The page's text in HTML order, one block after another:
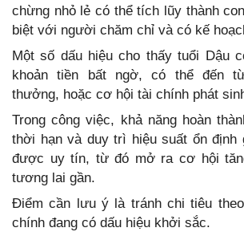
chừng nhỏ lẻ có thể tích lũy thành
biệt với người chăm chỉ và có kế
Một số dấu hiệu cho thấy tuổi Dậu
khoản tiền bất ngờ, có thể đến
thưởng, hoặc cơ hội tài chính phát
Trong công việc, khả năng hoàn
thời hạn và duy trì hiệu suất ổn định
được uy tín, từ đó mở ra cơ hội
tương lai gần.
Điểm cần lưu ý là tránh chi tiêu
chính đang có dấu hiệu khởi sắc.